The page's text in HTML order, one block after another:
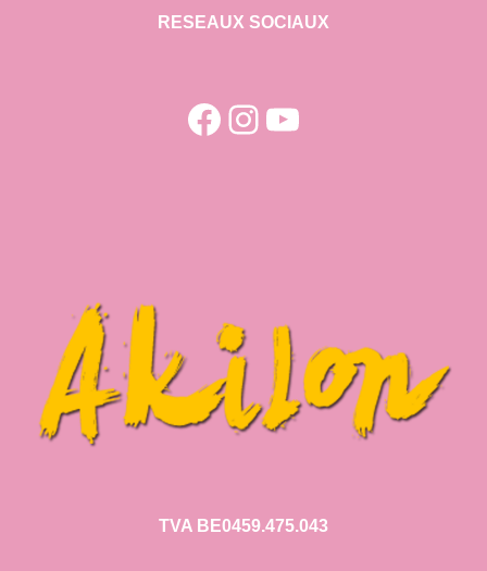
RESEAUX SOCIAUX
Facebook
Instagram
YouTube
TVA BE0459.475.043